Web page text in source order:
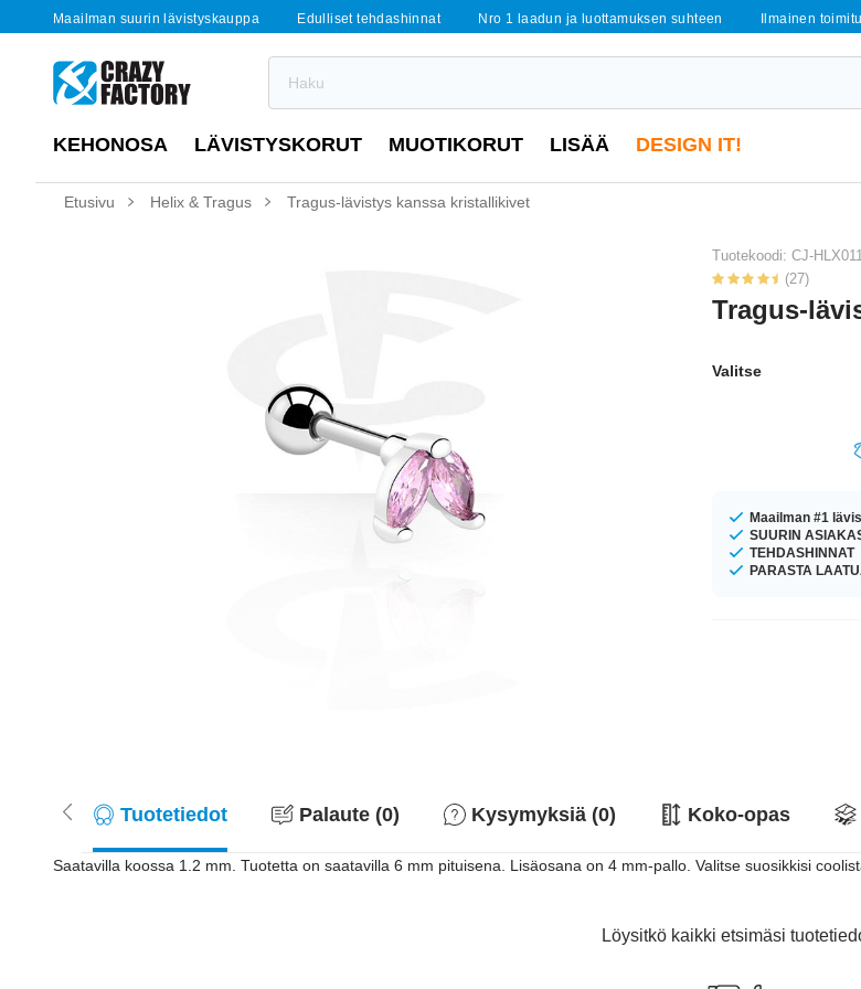
Maailman suurin lävistyskauppa Edulliset tehdashinnat Nro 1 laadun ja luottamuksen suhteen Ilmainen
KEHONOSA LÄVISTYSKORUT MUOTIKORUT LISÄÄ DESIGN IT!
Etusivu Helix & Tragus Tragus-lävistys kanssa kristallikivet
Tuotekoodi: CJ-
(27)
Tragus-
Valitse
Maailman #1
SUURIN
TEHDASHINNAT
PARASTA
Tuotetiedot Palaute (0) Kysymyksiä (0) Koko-opas
Saatavilla koossa 1.2 mm. Tuotetta on saatavilla 6 mm pituisena. Lisäosana on 4 mm-pallo. Valitse suosikkisi
Löysitkö kaikki etsimäsi